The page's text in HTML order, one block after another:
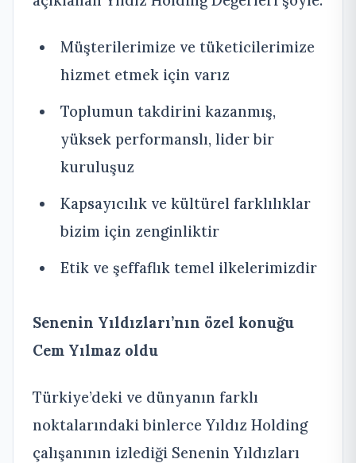
Müşterilerimize ve tüketicilerimize
hizmet etmek için varız
Toplumun takdirini kazanmış,
yüksek performanslı, lider bir
kuruluşuz
Kapsayıcılık ve kültürel farklılıklar
bizim için zenginliktir
Etik ve şeffaflık temel ilkelerimizdir
Senenin Yıldızları’nın özel konuğu
Cem Yılmaz oldu
Türkiye’deki ve dünyanın farklı
noktalarındaki binlerce Yıldız Holding
çalışanının izlediği Senenin Yıldızları